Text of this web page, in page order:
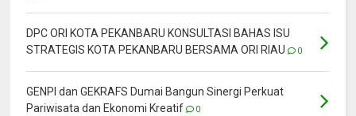
DPC ORI KOTA PEKANBARU KONSULTASI BAHAS ISU
STRATEGIS KOTA PEKANBARU BERSAMA ORI RIAU
0
GENPI dan GEKRAFS Dumai Bangun Sinergi Perkuat
Pariwisata dan Ekonomi Kreatif
0